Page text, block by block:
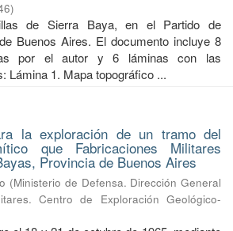
)
de Sierra Baya, en el Partido de
Buenos Aires. El documento incluye 8
por el autor y 6 láminas con las
Lámina 1. Mapa topográfico ...
la exploración de un tramo del
que Fabricaciones Militares
Provincia de Buenos Aires
(Ministerio de Defensa. Dirección General
Centro de Exploración Geológico-